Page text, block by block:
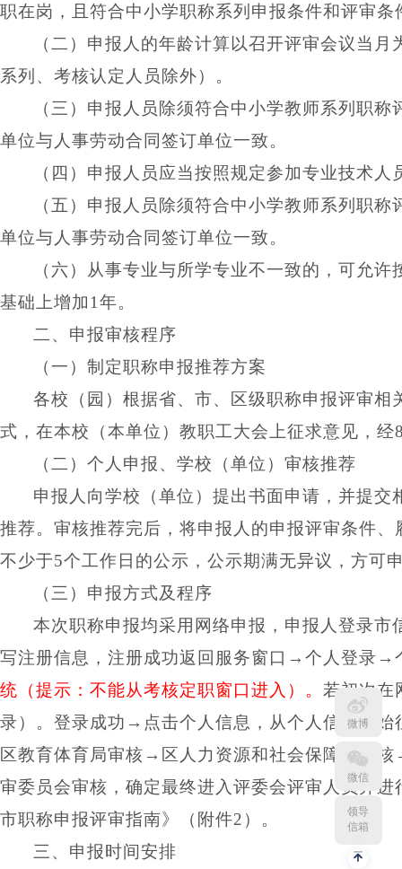
微博
微信
领导
信箱
职在岗，且符合中小学职称系列申报条件和评审
（二）申报人的年龄计算以召开评审会议当月
系列、考核认定人员除外） 。
（三） 申报人员除须符合中小学教师系列职
单位与人事劳动合同签订单位一致。
（四）申报人员应当按照规定参加专业技术
（五）申报人员除须符合中小学教师系列职
单位与人事劳动合同签订单位一致。
（六）从事专业与所学专业不一致的，可允
基础上增加1年。
二、申报审核程序
（一）制定职称申报推荐方案
各校（园）根据省、市、区级职称申报评审
式，在本校（本单位）教职工大会上征求意见，经
（二） 个人申报、学校（单位）审核推荐
申报人向学校（单位）提出书面申请， 并提交
推荐。审核推荐完后，将申报人的申报评审条件
不少于5个工作日的公示，公示期满无异议，方可
（三）申报方式及程序
本次职称申报均采用网络申报， 申报人登录市
写注册信息，注册成功返回服务窗口→个人登录
统（提示：不能从考核定职窗口进入）。 若初次在
录）。登录成功 →点击个人信息，从个人信息开始
区教育体育局审核 → 区人力资源和社会保障局审核
审委员会审核，确定最终进入评委会评审人员并进
市职称申报评审指南》 （ 附件2 ） 。
三、申报时间安排